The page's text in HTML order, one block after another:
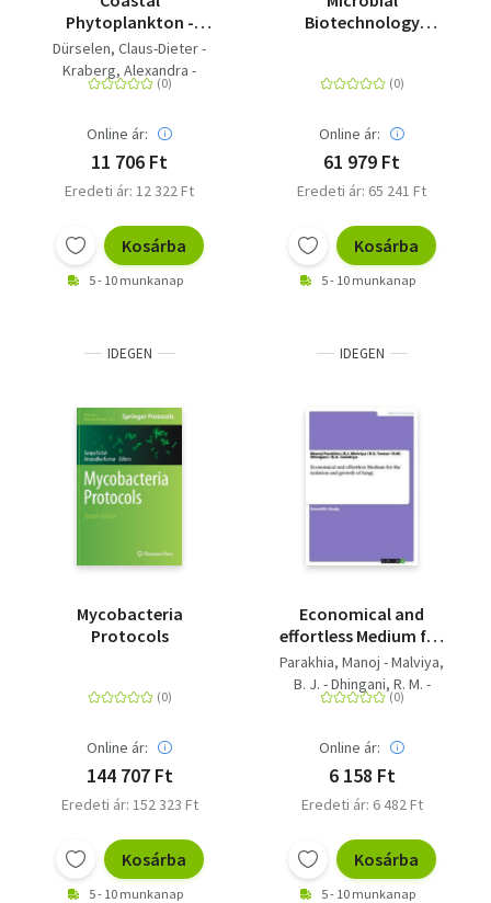
Phytoplankton -
Photo Guide for
Northern European
Seas
Dürselen, Claus-Dieter -
Kraberg, Alexandra -
Baumann, Marcus
Online ár:
11 706 Ft
Eredeti ár: 12 322 Ft
Kosárba
5 - 10 munkanap
Biotechnology
Cultural Heritage
Online ár:
61 979 Ft
Eredeti ár: 65 241 Ft
Kosárba
5 - 10 munkanap
IDEGEN
Mycobacteria
Protocols
Online ár:
144 707 Ft
Eredeti ár: 152 323 Ft
Kosárba
5 - 10 munkanap
IDEGEN
Economical and
effortless Medium for
the isolation and
growth of fungi.
Parakhia, Manoj - Malviya,
B. J. - Dhingani, R. M. -
Tomar, R. S. - Golakiya, B. A.
Online ár:
6 158 Ft
Eredeti ár: 6 482 Ft
Kosárba
5 - 10 munkanap